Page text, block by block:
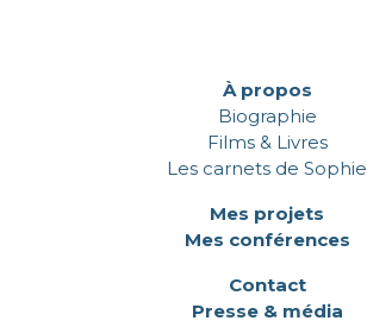
À propos
Biographie
Films & Livres
Les carnets de Sophie
Mes projets
Mes conférences
Contact
Presse & média